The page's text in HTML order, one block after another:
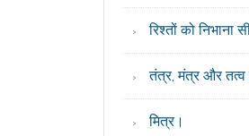
रिश्तों को निभाना
तंत्र, मंत्र और तत्व
मित्र।